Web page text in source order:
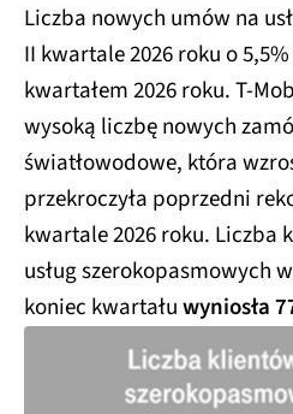
Liczba nowych umów na
II kwartale 2026 roku o
kwartałem 2026 roku. T-
wysoką liczbę nowych
światłowodowe, która
przekroczyła poprzedni
kwartale 2026 roku. Liczba
usług szerokopasmowych
koniec kwartałuwyniosła